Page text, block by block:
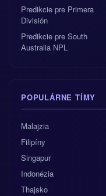
Predikcie pre Primera
División
Predikcie pre South
Australia NPL
POPULÁRNE TÍMY
Malajzia
Filipíny
Singapur
Indonézia
Thajsko